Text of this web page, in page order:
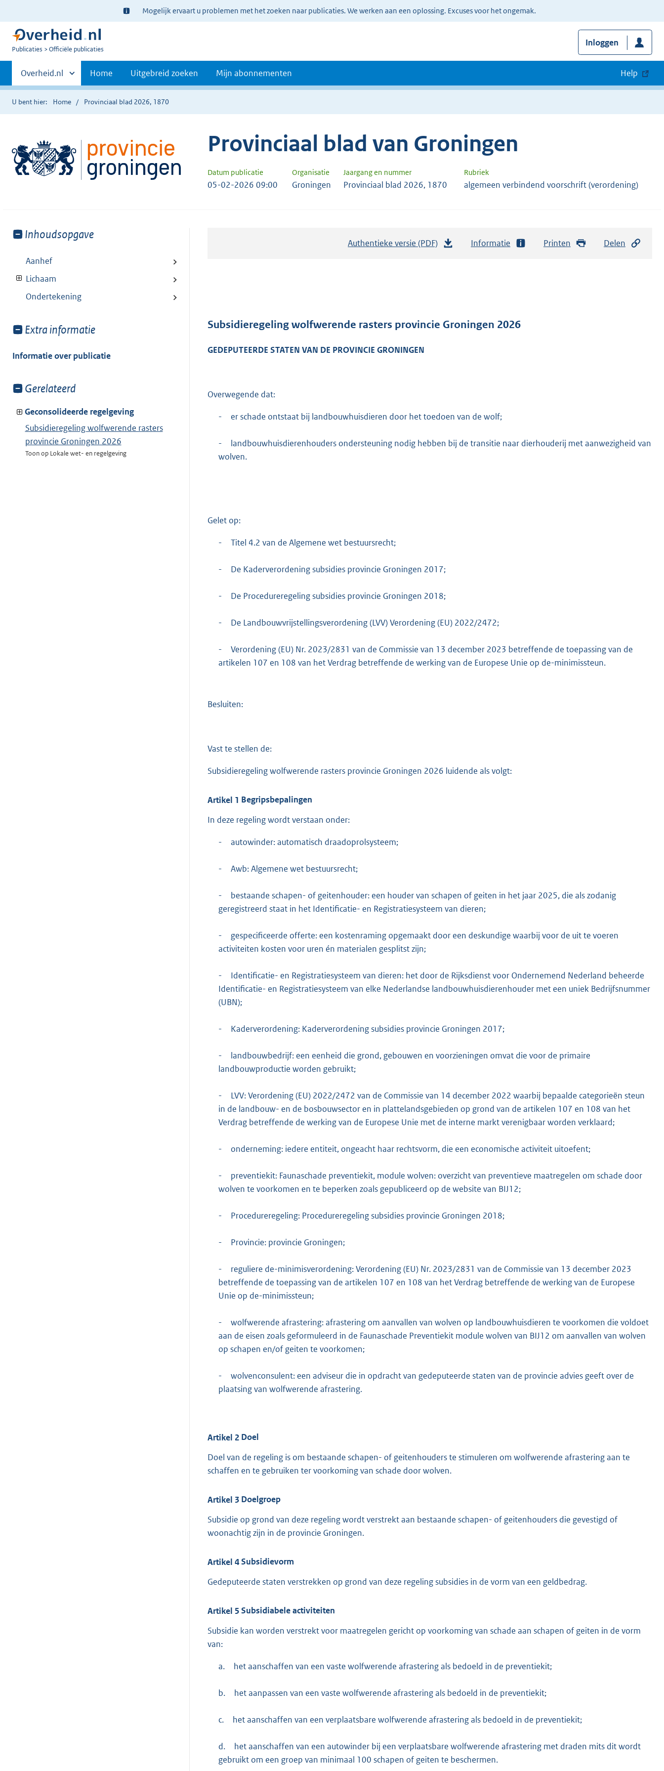
Ter
informatie:
Mogelijk ervaart u problemen met het zoeken naar publicaties. We werken aan een oplossing. Excuses voor het ongemak.
U
Publicaties Officiële publicaties
Inloggen
Primaire
navigatie
Andere
sites
binnen
Overheid.nl Home Uitgebreid zoeken Mijn abonnementen Help
U bent hier: Home Provinciaal blad 2026, 1870
Provinciaal blad van Groningen
Datum publicatie Organisatie Jaargang en nummer Rubriek
05-02-2026 09:00 Groningen Provinciaal blad 2026, 1870 algemeen verbindend voorschrift (verordening)
Toon
van:
Inhoudsopgave
Aanhef
Lichaam
Ondertekening
Toon
van:
Extra informatie
Informatie over publicatie
Toon
van:
Gerelateerd
Geconsolideerde regelgeving
Subsidieregeling wolfwerende rasters
provincie Groningen 2026
Toon op Lokale wet- en regelgeving
Authentieke versie (PDF)
d
t
:
Informatie Printen Delen
Subsidieregeling wolfwerende rasters provincie Groningen 2026
GEDEPUTEERDE STATEN VAN DE PROVINCIE GRONINGEN
Overwegende dat:
- er schade ontstaat bij landbouwhuisdieren door het toedoen van de wolf;
-
landbouwhuisdierenhouders ondersteuning nodig hebben bij de transitie naar dierhouderij met aanwezigheid van
wolven.
Gelet op:
- Titel 4.2 van de Algemene wet bestuursrecht;
- De Kaderverordening subsidies provincie Groningen 2017;
- De Procedureregeling subsidies provincie Groningen 2018;
- De Landbouwvrijstellingsverordening (LVV) Verordening (EU) 2022/2472;
-
Verordening (EU) Nr. 2023/2831 van de Commissie van 13 december 2023 betreffende de toepassing van de
artikelen 107 en 108 van het Verdrag betreffende de werking van de Europese Unie op de-minimissteun.
Besluiten:
Vast te stellen de:
Subsidieregeling wolfwerende rasters provincie Groningen 2026 luidende als volgt:
Artikel 1 Begripsbepalingen
In deze regeling wordt verstaan onder:
- autowinder: automatisch draadoprolsysteem;
- Awb: Algemene wet bestuursrecht;
-
bestaande schapen- of geitenhouder: een houder van schapen of geiten in het jaar 2025, die als zodanig
geregistreerd staat in het Identificatie- en Registratiesysteem van dieren;
-
gespecificeerde offerte: een kostenraming opgemaakt door een deskundige waarbij voor de uit te voeren
activiteiten kosten voor uren én materialen gesplitst zijn;
-
Identificatie- en Registratiesysteem van dieren: het door de Rijksdienst voor Ondernemend Nederland beheerde
Identificatie- en Registratiesysteem van elke Nederlandse landbouwhuisdierenhouder met een uniek Bedrijfsnummer
(UBN);
- Kaderverordening: Kaderverordening subsidies provincie Groningen 2017;
-
landbouwbedrijf: een eenheid die grond, gebouwen en voorzieningen omvat die voor de primaire
landbouwproductie worden gebruikt;
-
LVV: Verordening (EU) 2022/2472 van de Commissie van 14 december 2022 waarbij bepaalde categorieën steun
in de landbouw- en de bosbouwsector en in plattelandsgebieden op grond van de artikelen 107 en 108 van het
Verdrag betreffende de werking van de Europese Unie met de interne markt verenigbaar worden verklaard;
- onderneming: iedere entiteit, ongeacht haar rechtsvorm, die een economische activiteit uitoefent;
-
preventiekit: Faunaschade preventiekit, module wolven: overzicht van preventieve maatregelen om schade door
wolven te voorkomen en te beperken zoals gepubliceerd op de website van BIJ12;
- Procedureregeling: Procedureregeling subsidies provincie Groningen 2018;
- Provincie: provincie Groningen;
-
reguliere de-minimisverordening: Verordening (EU) Nr. 2023/2831 van de Commissie van 13 december 2023
betreffende de toepassing van de artikelen 107 en 108 van het Verdrag betreffende de werking van de Europese
Unie op de-minimissteun;
-
wolfwerende afrastering: afrastering om aanvallen van wolven op landbouwhuisdieren te voorkomen die voldoet
aan de eisen zoals geformuleerd in de Faunaschade Preventiekit module wolven van BIJ12 om aanvallen van wolven
op schapen en/of geiten te voorkomen;
-
wolvenconsulent: een adviseur die in opdracht van gedeputeerde staten van de provincie advies geeft over de
plaatsing van wolfwerende afrastering.
Artikel 2 Doel
Doel van de regeling is om bestaande schapen- of geitenhouders te stimuleren om wolfwerende afrastering aan te
schaffen en te gebruiken ter voorkoming van schade door wolven.
Artikel 3 Doelgroep
Subsidie op grond van deze regeling wordt verstrekt aan bestaande schapen- of geitenhouders die gevestigd of
woonachtig zijn in de provincie Groningen.
Artikel 4Subsidievorm
Gedeputeerde staten verstrekken op grond van deze regeling subsidies in de vorm van een geldbedrag.
Artikel 5Subsidiabele activiteiten
Subsidie kan worden verstrekt voor maatregelen gericht op voorkoming van schade aan schapen of geiten in de vorm
van:
a. het aanschaffen van een vaste wolfwerende afrastering als bedoeld in de preventiekit;
b. het aanpassen van een vaste wolfwerende afrastering als bedoeld in de preventiekit;
c. het aanschaffen van een verplaatsbare wolfwerende afrastering als bedoeld in de preventiekit;
d.
het aanschaffen van een autowinder bij een verplaatsbare wolfwerende afrastering met draden mits dit wordt
gebruikt om een groep van minimaal 100 schapen of geiten te beschermen.